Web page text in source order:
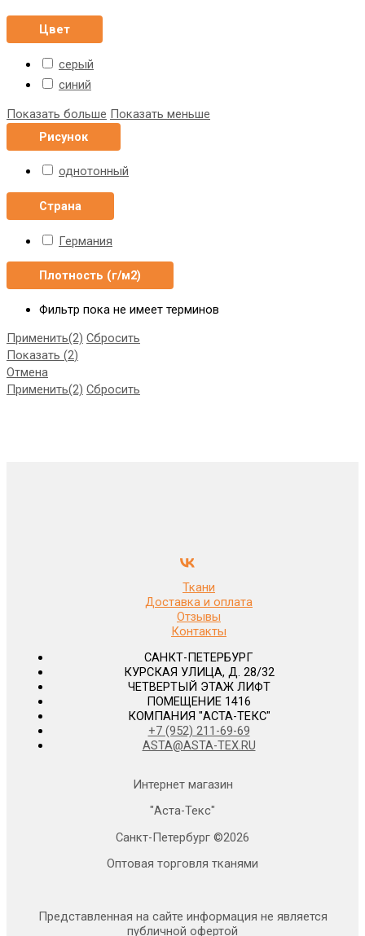
Цвет
серый
синий
Показать больше Показать меньше
Рисунок
однотонный
Страна
Германия
Плотность (г/м2)
Фильтр пока не имеет терминов
Применить(2) Сбросить
Показать (2)
Отмена
Применить(2) Сбросить
Ткани
Доставка и оплата
Отзывы
Контакты
САНКТ-ПЕТЕРБУРГ
КУРСКАЯ УЛИЦА, Д. 28/32
ЧЕТВЕРТЫЙ ЭТАЖ ЛИФТ
ПОМЕЩЕНИЕ 1416
КОМПАНИЯ "АСТА-ТЕКС"
+7 (952) 211-69-69
ASTA@ASTA-TEX.RU
Интернет магазин
"Аста-Текс"
Санкт-Петербург ©2026
Оптовая торговля тканями
Представленная на сайте информация не является
публичной офертой